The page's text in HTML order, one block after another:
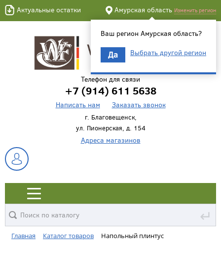
Актуальные остатки Амурская область Изменить регион
Ваш регион Амурская область?
Да Выбрать другой регион
Телефон для связи
+7 (914) 611 5638
Написать нам Заказать звонок
г. Благовещенск,
ул. Пионерская, д. 154
Адреса магазинов
↵
Главная Каталог товаров Напольный плинтус